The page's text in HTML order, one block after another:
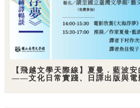
【飛越文學天際線】夏曼．藍波安
——文化日常實踐、日譯出版與電